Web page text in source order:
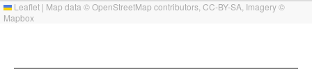
Leaflet | Map data ©OpenStreetMap contributors, CC-BY-SA , Imagery ©
Mapbox